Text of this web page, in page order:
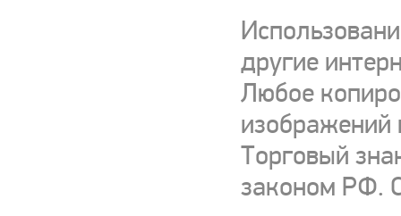
другие
Любое
изображений
Торговый
законом РФ.